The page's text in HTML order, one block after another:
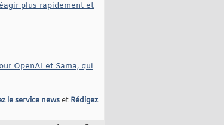
plus rapidement et
OpenAI et Sama, qui
le service newset Rédigez